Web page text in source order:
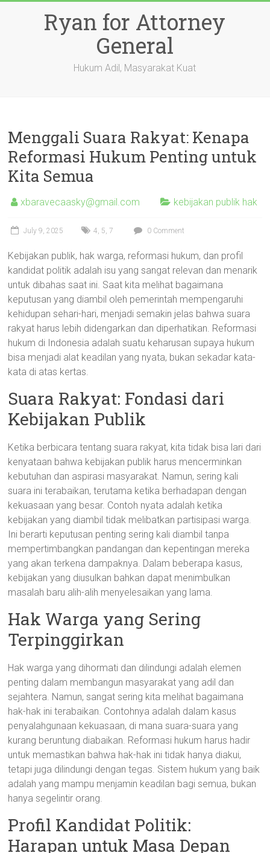
Ryan for Attorney
General
Hukum Adil, Masyarakat Kuat
Menggali Suara Rakyat: Kenapa
Reformasi Hukum Penting untuk
Kita Semua
xbaravecaasky@gmail.com kebijakan publik hak
July 9, 2025 4, 5,7 0 Comment
Kebijakan publik, hak warga, reformasi hukum, dan profil
kandidat politik adalah isu yang sangat relevan dan menarik
untuk dibahas saat ini. Saat kita melihat bagaimana
keputusan yang diambil oleh pemerintah mempengaruhi
kehidupan sehari-hari, menjadi semakin jelas bahwa suara
rakyat harus lebih didengarkan dan diperhatikan. Reformasi
hukum di Indonesia adalah suatu keharusan supaya hukum
bisa menjadi alat keadilan yang nyata, bukan sekadar kata-
kata di atas kertas.
Suara Rakyat: Fondasi dari
Kebijakan Publik
Ketika berbicara tentang suara rakyat, kita tidak bisa lari dari
kenyataan bahwa kebijakan publik harus mencerminkan
kebutuhan dan aspirasi masyarakat. Namun, sering kali
suara ini terabaikan, terutama ketika berhadapan dengan
kekuasaan yang besar. Contoh nyata adalah ketika
kebijakan yang diambil tidak melibatkan partisipasi warga.
Ini berarti keputusan penting sering kali diambil tanpa
mempertimbangkan pandangan dan kepentingan mereka
yang akan terkena dampaknya. Dalam beberapa kasus,
kebijakan yang diusulkan bahkan dapat menimbulkan
masalah baru alih-alih menyelesaikan yang lama.
Hak Warga yang Sering
Terpinggirkan
Hak warga yang dihormati dan dilindungi adalah elemen
penting dalam membangun masyarakat yang adil dan
sejahtera. Namun, sangat sering kita melihat bagaimana
hak-hak ini terabaikan. Contohnya adalah dalam kasus
penyalahgunaan kekuasaan, di mana suara-suara yang
kurang beruntung diabaikan. Reformasi hukum harus hadir
untuk memastikan bahwa hak-hak ini tidak hanya diakui,
tetapi juga dilindungi dengan tegas. Sistem hukum yang baik
adalah yang mampu menjamin keadilan bagi semua, bukan
hanya segelintir orang.
Profil Kandidat Politik:
Harapan untuk Masa Depan